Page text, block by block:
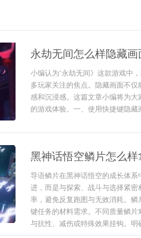
永劫无间怎么样隐藏
小编认为‘永劫无间》这款游戏中
多玩家关注的焦点。隐藏画面不
感和沉浸感。这篇文章小编将为大
的游戏体验。一、使用快捷键隐
黑神话悟空鳞片怎么样
导语鳞片在黑神话悟空的成长体
进，而是与探索、战斗与选择紧
率，避免反复跑图与无效消耗。
键任务的材料需求。不同质量鳞
与抗性、减伤或特殊效果挂钩。明